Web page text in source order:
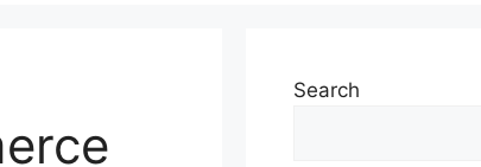
Search